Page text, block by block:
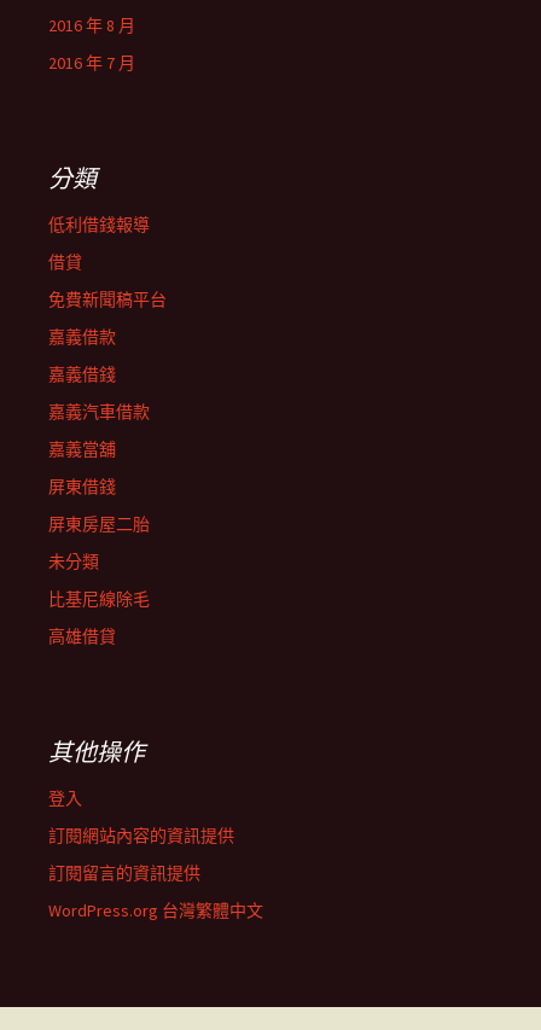
2016 年 8 月
2016 年 7 月
分類
低利借錢報導
借貸
免費新聞稿平台
嘉義借款
嘉義借錢
嘉義汽車借款
嘉義當舖
屏東借錢
屏東房屋二胎
未分類
比基尼線除毛
高雄借貸
其他操作
登入
訂閱網站內容的資訊提供
訂閱留言的資訊提供
WordPress.org 台灣繁體中文